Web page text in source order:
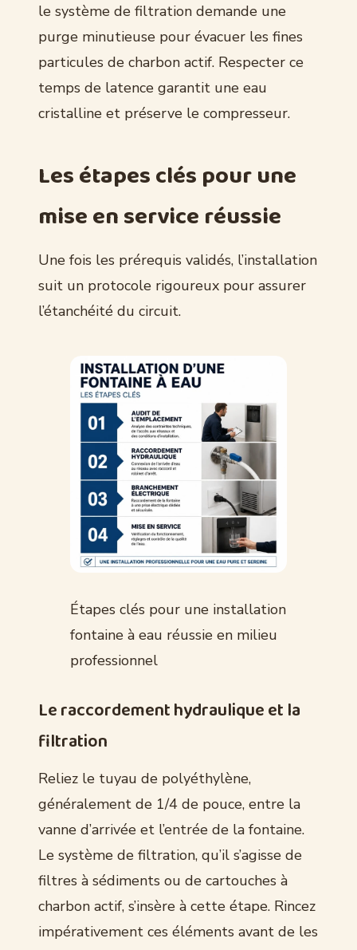
le système de filtration demande une
purge minutieuse pour évacuer les fines
particules de charbon actif. Respecter ce
temps de latence garantit une eau
cristalline et préserve le compresseur.
Les étapes clés pour une
mise en service réussie
Une fois les prérequis validés, l’installation
suit un protocole rigoureux pour assurer
l’étanchéité du circuit.
Étapes clés pour une installation
fontaine à eau réussie en milieu
professionnel
Le raccordement hydraulique et la
filtration
Reliez le tuyau de polyéthylène,
généralement de 1/4 de pouce, entre la
vanne d’arrivée et l’entrée de la fontaine.
Le système de filtration, qu’il s’agisse de
filtres à sédiments ou de cartouches à
charbon actif, s’insère à cette étape. Rincez
impérativement ces éléments avant de les